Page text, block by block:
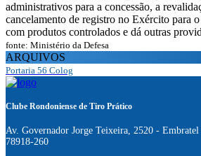
administrativos para a concessão, a
cancelamento de registro no Exército para
com produtos controlados e dá outras
fonte: Ministério da Defesa
ARQUIVOS
Portaria 56 Colog
Clube Rondoniense de Tiro Prático
Av. Governador Jorge Teixeira, 2520 -
78918-260